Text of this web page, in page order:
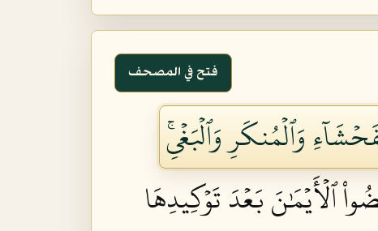
فتح في المصحف
وَٱلۡمُنكَرِ وَٱلۡبَغۡيِۚ
ٱلۡأَيۡمَٰنَ بَعۡدَ تَوۡكِيدِهَا